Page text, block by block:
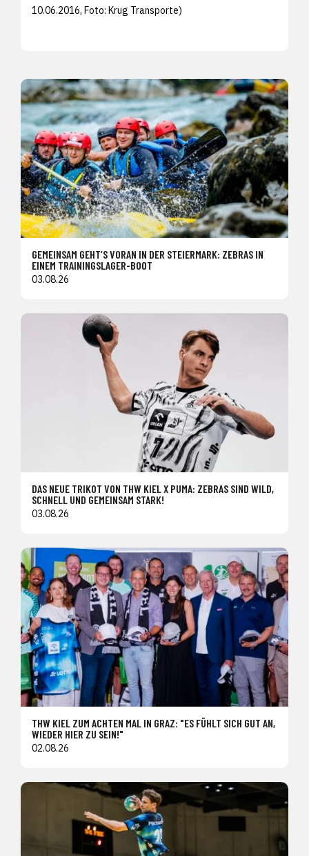
10.06.2016, Foto: Krug Transporte)
GEMEINSAM GEHT’S VORAN IN DER STEIERMARK: ZEBRAS IN
EINEM TRAININGSLAGER-BOOT
03.08.26
DAS NEUE TRIKOT VON THW KIEL X PUMA: ZEBRAS SIND WILD,
SCHNELL UND GEMEINSAM STARK!
03.08.26
THW KIEL ZUM ACHTEN MAL IN GRAZ: "ES FÜHLT SICH GUT AN,
WIEDER HIER ZU SEIN!"
02.08.26